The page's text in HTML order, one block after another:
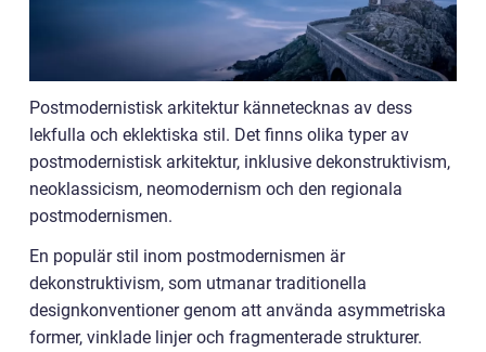
Postmodernistisk arkitektur kännetecknas av dess
lekfulla och eklektiska stil. Det finns olika typer av
postmodernistisk arkitektur, inklusive dekonstruktivism,
neoklassicism, neomodernism och den regionala
postmodernismen.
En populär stil inom postmodernismen är
dekonstruktivism, som utmanar traditionella
designkonventioner genom att använda asymmetriska
former, vinklade linjer och fragmenterade strukturer.